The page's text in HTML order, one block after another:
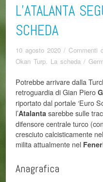
L’ATALANTA
SCHEDA
10 agosto 2020 / Commenti
Okan Turp. La scheda /
Potrebbe arrivare dalla
retroguardia di Gian Piero
riportato dal portale ‘Euro
l’Atalantasarebbe sulle
difensore centrale turco
cresciuto calcisticamente
milita attualmente nel
Anagrafica